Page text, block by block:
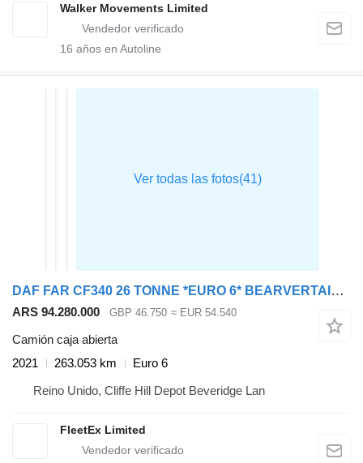
Walker Movements Limited
16 años en Autoline
DAF FAR CF340 26 TONNE *EURO 6* BEARVERTAIL 2021 – PN71 GKA
ARS 94.280.000 GBP 46.750 ≈ EUR 54.540
Camión caja abierta
2021
263.053 km
Euro 6
Reino Unido, Cliffe Hill Depot Beveridge Lan
FleetEx Limited